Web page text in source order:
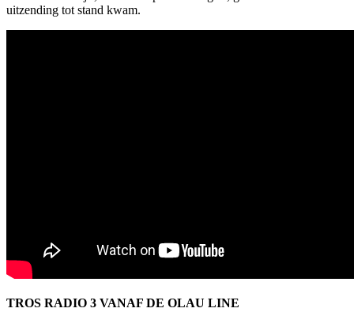
uitzending tot stand kwam.
TROS RADIO 3 VANAF DE OLAU LINE